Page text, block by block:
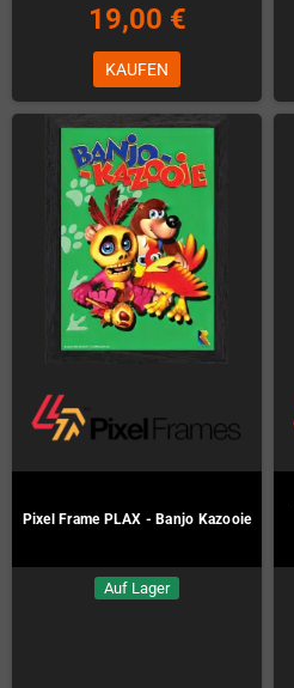
19,00 €
KAUFEN
Pixel Frame PLAX - Banjo Kazooie
Auf Lager